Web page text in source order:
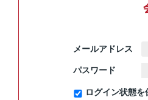
メールアドレス
パスワード
ログイン状態を